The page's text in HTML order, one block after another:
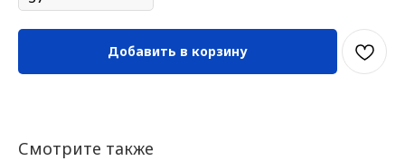
Добавить в корзину
Смотрите также